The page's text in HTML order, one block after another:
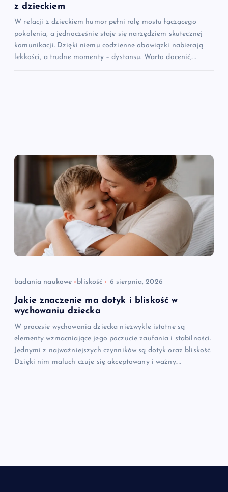
z dzieckiem
W relacji z dzieckiem humor pełni rolę mostu łączącego
pokolenia, a jednocześnie staje się narzędziem skutecznej
komunikacji. Dzięki niemu codzienne obowiązki nabierają
lekkości, a trudne momenty – dystansu. Warto docenić,…
badania naukowe bliskość 6 sierpnia, 2026
Jakie znaczenie ma dotyk i bliskość w
wychowaniu dziecka
W procesie wychowania dziecka niezwykle istotne są
elementy wzmacniające jego poczucie zaufania i stabilności.
Jednymi z najważniejszych czynników są dotyk oraz bliskość.
Dzięki nim maluch czuje się akceptowany i ważny.…